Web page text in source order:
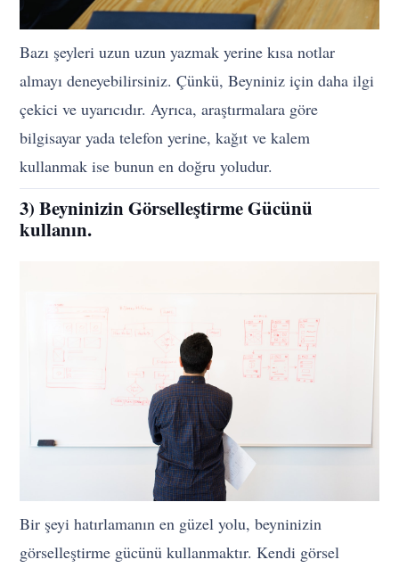
Bazı şeyleri uzun uzun yazmak yerine kısa notlar
almayı deneyebilirsiniz. Çünkü, Beyniniz için daha ilgi
çekici ve uyarıcıdır. Ayrıca, araştırmalara göre
bilgisayar yada telefon yerine, kağıt ve kalem
kullanmak ise bunun en doğru yoludur.
3) Beyninizin Görselleştirme Gücünü
kullanın.
Bir şeyi hatırlamanın en güzel yolu, beyninizin
görselleştirme gücünü kullanmaktır. Kendi görsel